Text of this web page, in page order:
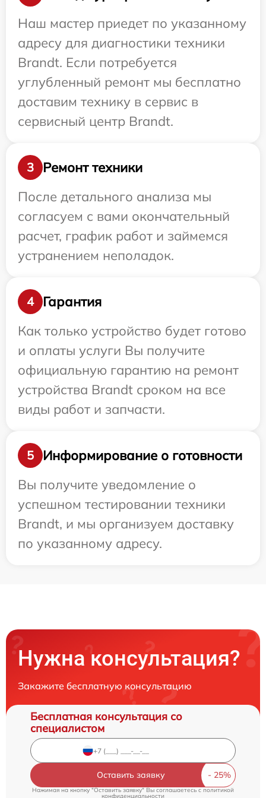
Наш мастер приедет по указанному
адресу для диагностики техники
Brandt. Если потребуется
углубленный ремонт мы бесплатно
доставим технику в сервис в
сервисный центр Brandt.
3
Ремонт техники
После детального анализа мы
согласуем с вами окончательный
расчет, график работ и займемся
устранением неполадок.
4
Гарантия
Как только устройство будет готово
и оплаты услуги Вы получите
официальную гарантию на ремонт
устройства Brandt сроком на все
виды работ и запчасти.
5
Информирование о готовности
Вы получите уведомление о
успешном тестировании техники
Brandt, и мы организуем доставку
по указанному адресу.
Нужна консультация?
Закажите бесплатную консультацию
Бесплатная консультация со
специалистом
Оставить заявку
Нажимая на кнопку "Оставить заявку" Вы соглашаетесь cполитикой
конфиденциальности